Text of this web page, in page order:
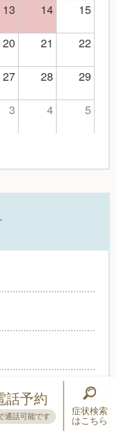
13 14
15
20 21
22
27 28
29
3 4 5
話予約
通話可能です
症状検索
はこちら